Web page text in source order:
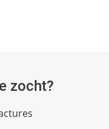
zocht?